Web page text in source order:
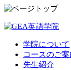
学院について
コースのご案
先生紹介